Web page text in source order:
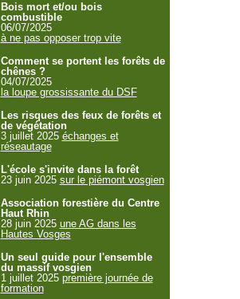
Bois mort et/ou bois
combustible
06/07/2025
à ne pas opposer trop vite
Comment se portent les forêts de
chênes ?
04/07/2025
la loupe grossissante du DSF
Les risques des feux de forêts et
de végétation
3 juillet 2025 échanges et
réseautage
L'école s'invite dans la forêt
23 juin 2025 sur le piémont vosgien
Association forestière du Centre
Haut Rhin
28 juin 2025 une AG dans les
Hautes Vosges
Un seul guide pour l'ensemble
du massif vosgien
1 juillet 2025 première journée de
formation